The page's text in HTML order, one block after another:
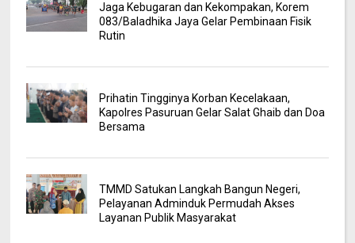
Jaga Kebugaran dan Kekompakan, Korem
083/Baladhika Jaya Gelar Pembinaan Fisik
Rutin
Prihatin Tingginya Korban Kecelakaan,
Kapolres Pasuruan Gelar Salat Ghaib dan Doa
Bersama
TMMD Satukan Langkah Bangun Negeri,
Pelayanan Adminduk Permudah Akses
Layanan Publik Masyarakat